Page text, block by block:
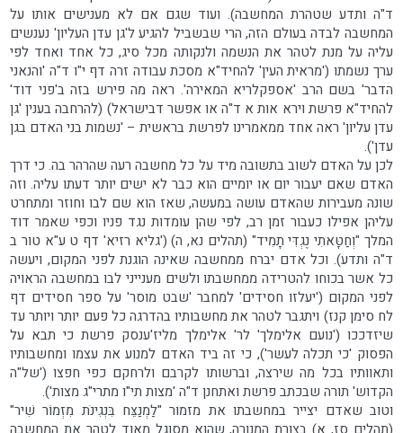
ד"ה ותדע שטהרת המחשבה). ועוד שגם אם לא מענישים אותו על
המחשבה לבדה בעולם הזה, הרי שבשביל להגיע ל'גן עדן העליון' נענשים
עליה על מנת לטהר את הנשמה ולנקותה מכל סיג, כל אחד ואחד לפי
ערך נשמתו ('מראית העין' להחיד"א מסכת עבודה זרה דף י"ו ד"ה 'והנאני
הדבר' בשם הרב 'אספקלריא המאירה'. ראה מה פירש בזה ב'פני דוד'
להחיד"א פרשת וירא אות א ד"ה או אפשר דבישראל) (להרחבה בענין 'גן
עדן עליון' ראה אחד ממאמרינו לפרשת בראשית – 'נשמות בני האדם בגן
עדן').
לכן על האדם לשוב בתשובה מיד על כל מחשבה רעה שהרהר בה. כי דרך
האדם שאם יעבור יום או יומיים הוא כבר לא ישים יותר דעתו עליה. וזה
שונה מעבירות שהאדם עושה במעשה, שאז הוא שם לבו וחוזר ומתחרט
עליהן אפילו כעבור זמן רב, לפי שהן עומדות נגד פניו וכפי שאמר דוד
המלך "וְחַטָּאתִי נֶגְדִּי תָמִיד" (תהלים נא, ה) ('גליא רזיא' דף ט ע"א טור ב
ד"ה ותדע). וכל אדם יברח ממחשבה שאינה הוגנת לפני המקום, ויעשה
כל אשר בכוחו להטרידה ממחשבתו ולשים מענייני לבו במחשבה הראויה
לפני המקום ('יעלזו חסידים' למחבר 'שבט מוסר' על ספר חסידים דף
לח סימן קנז) ויתגבר לטהר את מחשבותיו בהדרגה כל פעם יותר ויותר עד
שיזדככו ('נועם אלימלך' לר' אלימלך מליז'ענסק פרשת כי תבא על
הפסוק 'כי תכלה לעשר'), כי זה ביד האדם למנוע את עצמו ומחשבותיו
ותאוותיו בכל מה שירצה, וברשותו לקרבם ולרחקם כפי חפצו ('של"ה
הקדוש' תורה שבכתב פרשת ואתחנן ד"ה 'מצות תי"ו מתרי"ג מצות').
וטוב שאדם יצייר במחשבתו את מזמור "לַמְנַצֵּח בִּנְגִינֹת מִזְמוֹר שִׁיר"